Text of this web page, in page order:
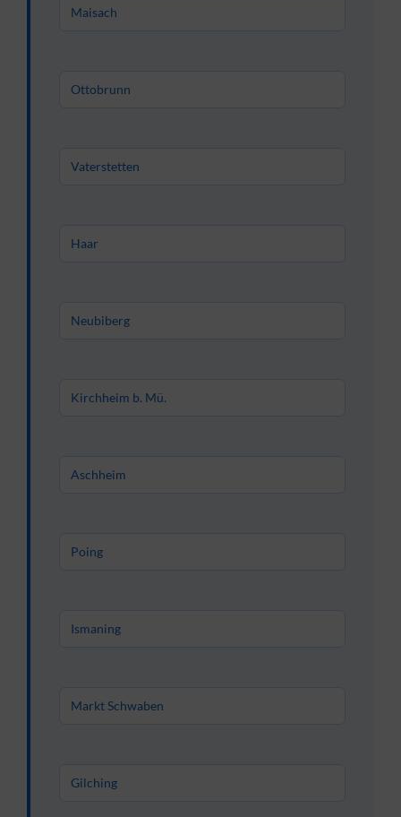
Maisach
Ottobrunn
Vaterstetten
Haar
Neubiberg
Kirchheim b. Mü.
Aschheim
Poing
Ismaning
Markt Schwaben
Gilching